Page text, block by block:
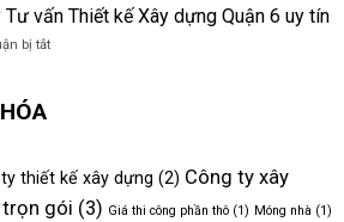
xanh
Thiết
gian
trần
như
Tư vấn Thiết kế Xây dựng Quận 6 uy tín
bị tắt
Thiết
kế
thiết kế xây dựng (2) Công ty xây
trọn gói (3) Giá thi công phần thô (1) Móng nhà (1)